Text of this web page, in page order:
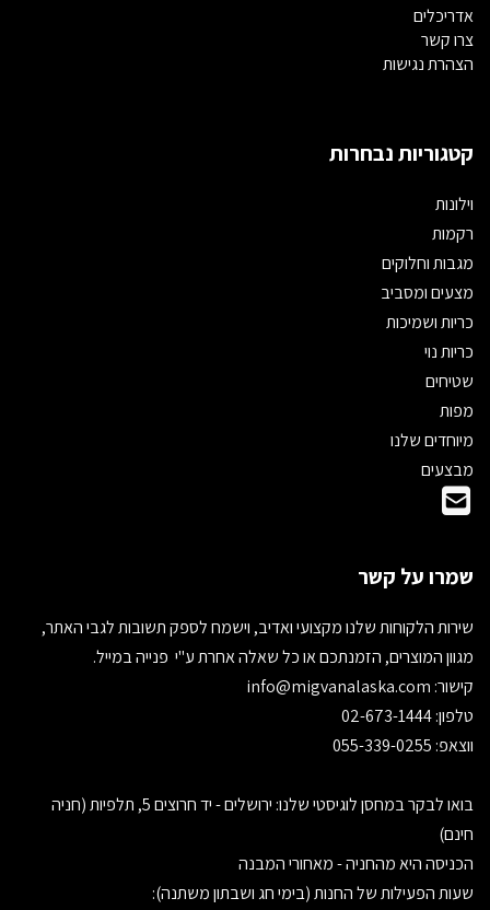
אדריכלים
צרו קשר
הצהרת נגישות
קטגוריות נבחרות
וילונות
רקמות
מגבות וחלוקים
מצעים ומסביב
כריות ושמיכות
כריות נוי
שטיחים
מפות
מיוחדים שלנו
מבצעים
שמרו על קשר
שירות הלקוחות שלנו מקצועי ואדיב, וישמח לספק תשובות לגבי האתר,
מגוון המוצרים, הזמנתכם או כל שאלה אחרת ע"י פנייה במייל.
קישור:
טלפון: 02-673-1444
ווצאפ: 055-339-0255
בואו לבקר במחסן לוגיסטי שלנו: ירושלים - יד חרוצים 5, תלפיות (חניה
חינם)
הכניסה היא מהחניה - מאחורי המבנה
שעות הפעילות של החנות (בימי חג ושבתון משתנה):